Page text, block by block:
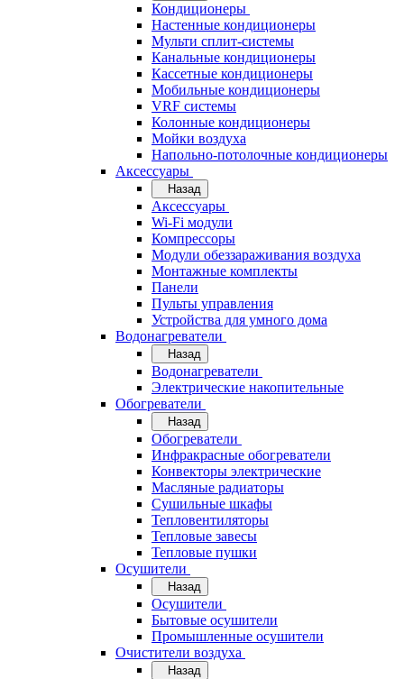
Кондиционеры
Настенные кондиционеры
Мульти сплит-системы
Канальные кондиционеры
Кассетные кондиционеры
Мобильные кондиционеры
VRF системы
Колонные кондиционеры
Мойки воздуха
Напольно-потолочные кондиционеры
Аксессуары
Назад
Аксессуары
Wi-Fi модули
Компрессоры
Модули обеззараживания воздуха
Монтажные комплекты
Панели
Пульты управления
Устройства для умного дома
Водонагреватели
Назад
Водонагреватели
Электрические накопительные
Обогреватели
Назад
Обогреватели
Инфракрасные обогреватели
Конвекторы электрические
Масляные радиаторы
Сушильные шкафы
Тепловентиляторы
Тепловые завесы
Тепловые пушки
Осушители
Назад
Осушители
Бытовые осушители
Промышленные осушители
Очистители воздуха
Назад